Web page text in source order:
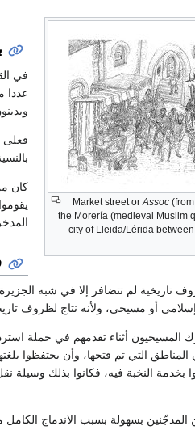
Market street or Assoc
the Morería (medieval Muslim
city of Lleida/Lérida
في
عددا
فعلى
كان
تاريخية لم تتضافر إلا في شبه
أو مسيحي، ولأنه نتاج لظروف
المسيحيون أثناء تقدمهم في حملة
المناطق التي تم فتحها، وأن يحتفظوا
بخدمة النخبة فيه، فكانوا بذلك
بسهولة بسبب الاندماج الكامل